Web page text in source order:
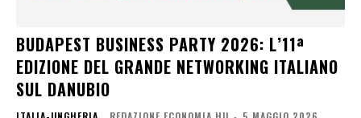
BUDAPEST BUSINESS PARTY 2026: L’11ª
EDIZIONE DEL GRANDE NETWORKING ITALIANO
SUL DANUBIO